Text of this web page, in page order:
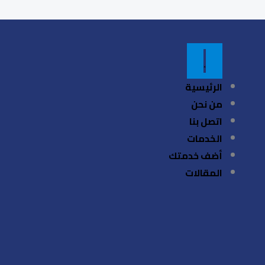
الرئيسية
من نحن
اتصل بنا
الخدمات
أضف خدمتك
المقالات